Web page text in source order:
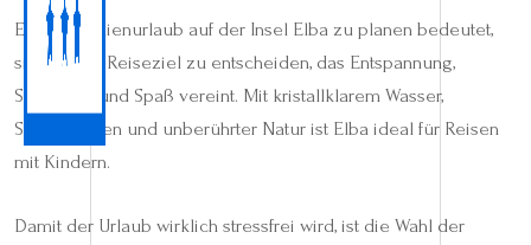
Einen Familienurlaub auf der Insel Elba zu planen bedeutet,
sich für ein Reiseziel zu entscheiden, das Entspannung,
Sicherheit und Spaß vereint. Mit kristallklarem Wasser,
Sandstränden und unberührter Natur ist Elba ideal für Reisen
mit Kindern.
Damit der Urlaub wirklich stressfrei wird, ist die Wahl der